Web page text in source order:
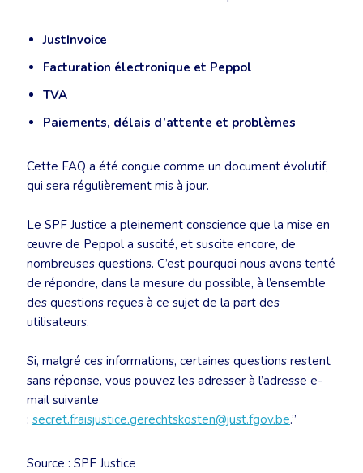
JustInvoice
Facturation électronique et Peppol
TVA
Paiements, délais d’attente et problèmes
Cette FAQ a été conçue comme un document évolutif,
qui sera régulièrement mis à jour.
Le SPF Justice a pleinement conscience que la mise en
œuvre de Peppol a suscité, et suscite encore, de
nombreuses questions. C’est pourquoi nous avons tenté
de répondre, dans la mesure du possible, à l’ensemble
des questions reçues à ce sujet de la part des
utilisateurs.
Si, malgré ces informations, certaines questions restent
sans réponse, vous pouvez les adresser à l’adresse e-
mail suivante
: secret.fraisjustice.gerechtskosten@just.fgov.be.”
Source : SPF Justice